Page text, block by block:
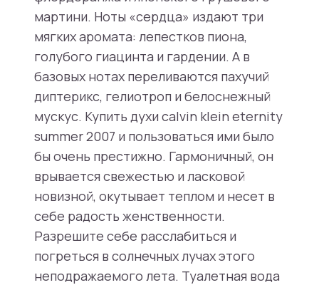
мартини. Ноты «сердца» издают три
мягких аромата: лепестков пиона,
голубого гиацинта и гардении. А в
базовых нотах переливаются пахучий
диптерикс, гелиотроп и белоснежный
мускус. Купить духи calvin klein eternity
summer 2007 и пользоваться ими было
бы очень престижно. Гармоничный, он
врывается свежестью и ласковой
новизной, окутывает теплом и несет в
себе радость женственности.
Разрешите себе расслабиться и
погреться в солнечных лучах этого
неподражаемого лета. Туалетная вода